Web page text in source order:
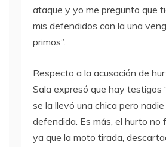
ataque y yo me pregunto que
mis defendidos con la una
primos”.
Respecto a la acusación de
Sala expresó que hay testigos
se la llevó una chica pero
defendida. Es más, el hurto no
ya que la moto tirada,